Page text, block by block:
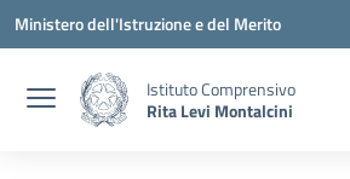
Vai ai contenuti
Vai al menu di navigazione
Vai al footer
Ministero dell'Istruzione e del Merito
Istituto Comprensivo
Rita Levi Montalcini